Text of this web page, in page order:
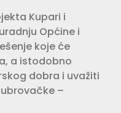
Kupari i
Općine i
koje će
a istodobno
dobra i uvažiti
–